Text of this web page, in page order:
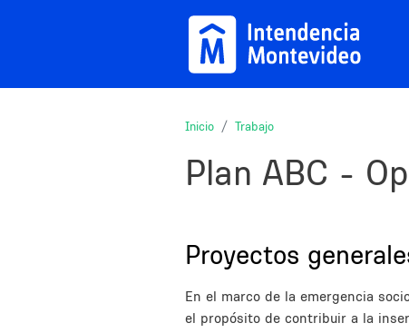
Inicio Trabajo
Plan ABC -
Proyectos
Description
En el marco de la emergencia
el propósito de contribuir a la